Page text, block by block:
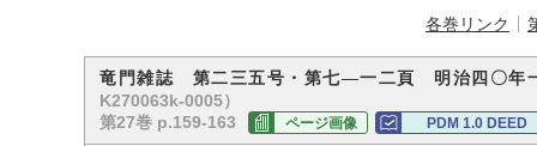
各巻リンク
竜門雑誌 第二三五号・第七―一二頁 明治四〇年
K270063k-0005）
第27巻 p.159-163
ページ画像 PDM 1.0 DEED